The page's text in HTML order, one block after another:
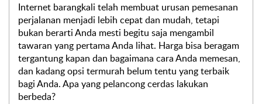
Internet barangkali telah membuat urusan pemesanan
perjalanan menjadi lebih cepat dan mudah, tetapi
bukan berarti Anda mesti begitu saja mengambil
tawaran yang pertama Anda lihat. Harga bisa beragam
tergantung kapan dan bagaimana cara Anda memesan,
dan kadang opsi termurah belum tentu yang terbaik
bagi Anda. Apa yang pelancong cerdas lakukan
berbeda?